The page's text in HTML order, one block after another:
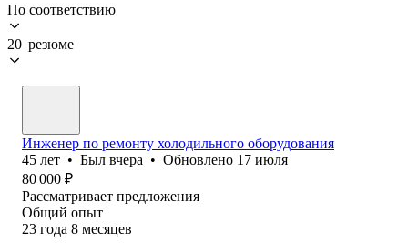
По соответствию
20 резюме
Инженер по ремонту холодильного оборудования
45 лет • Был вчера • Обновлено 17 июля
80 000 ₽
Рассматривает предложения
Общий опыт
23 года 8 месяцев